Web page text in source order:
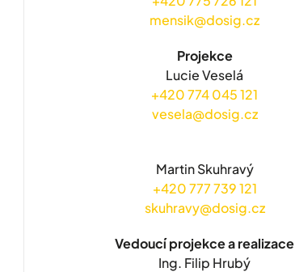
mensik@dosig.cz
Projekce
Lucie Veselá
+420 774 045 121
vesela@dosig.cz
Martin Skuhravý
+420 777 739 121
skuhravy@dosig.cz
Vedoucí projekce a realizace
Ing. Filip Hrubý